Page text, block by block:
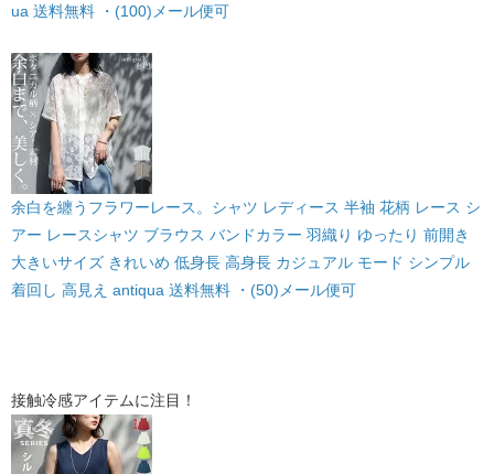
ua 送料無料 ・(100)メール便可
余白を纏うフラワーレース。シャツ レディース 半袖 花柄 レース シ
アー レースシャツ ブラウス バンドカラー 羽織り ゆったり 前開き
大きいサイズ きれいめ 低身長 高身長 カジュアル モード シンプル
着回し 高見え antiqua 送料無料 ・(50)メール便可
接触冷感アイテムに注目！